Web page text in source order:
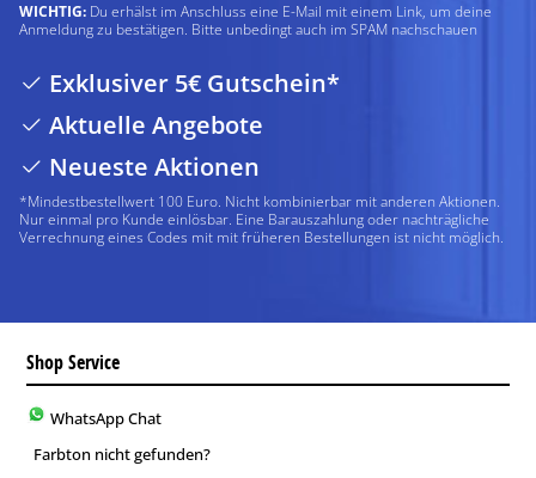
WICHTIG: Du erhälst im Anschluss eine E-Mail mit einem Link, um deine
Anmeldung zu bestätigen. Bitte unbedingt auch im SPAM nachschauen
Exklusiver 5€ Gutschein*
Aktuelle Angebote
Neueste Aktionen
*Mindestbestellwert 100 Euro. Nicht kombinierbar mit anderen Aktionen.
Nur einmal pro Kunde einlösbar. Eine Barauszahlung oder nachträgliche
Verrechnung eines Codes mit mit früheren Bestellungen ist nicht möglich.
Shop Service
WhatsApp Chat
Farbton nicht gefunden?